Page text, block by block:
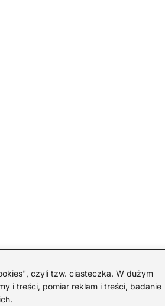
czyli tzw. ciasteczka. W dużym
i treści, pomiar reklam i treści, badanie